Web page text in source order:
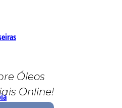
Óleos
Online!